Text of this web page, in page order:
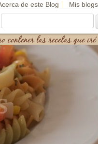
contener las recetas que iré
de este Blog Mis